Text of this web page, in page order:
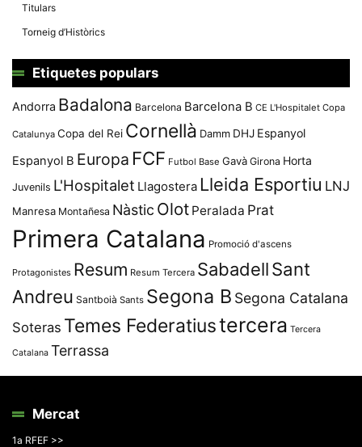
Titulars
Torneig d’Històrics
Etiquetes populars
Andorra Badalona Barcelona Barcelona B CE L'Hospitalet Copa
Catalunya Copa del Rei Cornellà Damm DHJ Espanyol
Espanyol B Europa FCF Futbol Base Gavà Girona Horta
Juvenils L'Hospitalet Llagostera Lleida Esportiu LNJ
Manresa Montañesa Nàstic Olot Peralada Prat
Primera Catalana Promoció d'ascens
Protagonistes Resum Resum Tercera SabadellSant
Andreu Santboià Sants Segona B Segona Catalana
Soteras Temes Federatiustercera Tercera
Catalana Terrassa
Mercat
1a RFEF >>